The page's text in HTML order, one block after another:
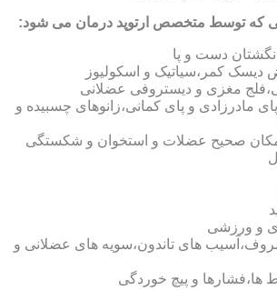
که توسط متخصص ارتوپد درمان می شود:
دست و پا
دیسک کمر،سیاتیک و اسکولیوز
مغزی و دیستروفی عضلانی
مادرزادی و پای کمانی،زانوهای چسبیده و
صحیح عضلات و استخوان و شکستگی
و ورزشی
های تاندون،سویه های عضلانی و
ها،فشارها و پیچ خوردگی